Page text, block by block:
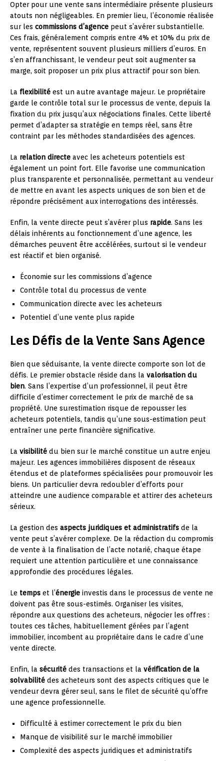
Opter pour une vente sans intermédiaire présente plusieurs
atouts non négligeables. En premier lieu, l’économie réalisée
sur les commissions d’agence peut s’avérer substantielle.
Ces frais, généralement compris entre 4% et 10% du prix de
vente, représentent souvent plusieurs milliers d’euros. En
s’en affranchissant, le vendeur peut soit augmenter sa
marge, soit proposer un prix plus attractif pour son bien.
La flexibilité est un autre avantage majeur. Le propriétaire
garde le contrôle total sur le processus de vente, depuis la
fixation du prix jusqu’aux négociations finales. Cette liberté
permet d’adapter sa stratégie en temps réel, sans être
contraint par les méthodes standardisées des agences.
La relation directe avec les acheteurs potentiels est
également un point fort. Elle favorise une communication
plus transparente et personnalisée, permettant au vendeur
de mettre en avant les aspects uniques de son bien et de
répondre précisément aux interrogations des intéressés.
Enfin, la vente directe peut s’avérer plus rapide. Sans les
délais inhérents au fonctionnement d’une agence, les
démarches peuvent être accélérées, surtout si le vendeur
est réactif et bien organisé.
Économie sur les commissions d’agence
Contrôle total du processus de vente
Communication directe avec les acheteurs
Potentiel d’une vente plus rapide
Les Défis de la Vente Sans Agence
Bien que séduisante, la vente directe comporte son lot de
défis. Le premier obstacle réside dans la valorisation du
bien. Sans l’expertise d’un professionnel, il peut être
difficile d’estimer correctement le prix de marché de sa
propriété. Une surestimation risque de repousser les
acheteurs potentiels, tandis qu’une sous-estimation peut
entraîner une perte financière significative.
La visibilité du bien sur le marché constitue un autre enjeu
majeur. Les agences immobilières disposent de réseaux
étendus et de plateformes spécialisées pour promouvoir les
biens. Un particulier devra redoubler d’efforts pour
atteindre une audience comparable et attirer des acheteurs
sérieux.
La gestion des aspects juridiques et administratifs de la
vente peut s’avérer complexe. De la rédaction du compromis
de vente à la finalisation de l’acte notarié, chaque étape
requiert une attention particulière et une connaissance
approfondie des procédures légales.
Le temps et l’énergie investis dans le processus de vente ne
doivent pas être sous-estimés. Organiser les visites,
répondre aux questions des acheteurs, négocier les offres :
toutes ces tâches, habituellement gérées par l’agent
immobilier, incombent au propriétaire dans le cadre d’une
vente directe.
Enfin, la sécurité des transactions et la vérification de la
solvabilité des acheteurs sont des aspects critiques que le
vendeur devra gérer seul, sans le filet de sécurité qu’offre
une agence professionnelle.
Difficulté à estimer correctement le prix du bien
Manque de visibilité sur le marché immobilier
Complexité des aspects juridiques et administratifs